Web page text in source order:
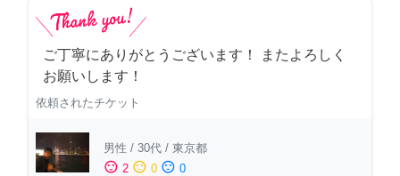
ご丁寧にありがとうございます！ またよろしく
お願いします！
依頼されたチケット
男性 / 30代 / 東京都
sentiment_satisfied 2 sentiment_neutral 0 sentiment_dissatisfied 0